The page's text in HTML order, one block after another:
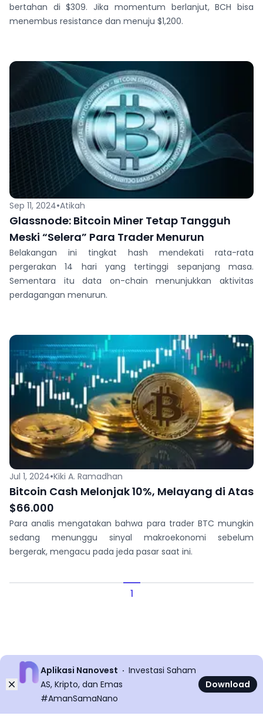
bertahan di $309. Jika momentum berlanjut, BCH bisa
menembus resistance dan menuju $1,200.
Sep 11, 2024•Atikah
Glassnode: Bitcoin Miner Tetap Tangguh
Meski “Selera” Para Trader Menurun
Belakangan ini tingkat hash mendekati rata-rata
pergerakan 14 hari yang tertinggi sepanjang masa.
Sementara itu data on-chain menunjukkan aktivitas
perdagangan menurun.
Jul 1, 2024•Kiki A. Ramadhan
Bitcoin Cash Melonjak 10%, Melayang di Atas
$66.000
Para analis mengatakan bahwa para trader BTC mungkin
sedang menunggu sinyal makroekonomi sebelum
bergerak, mengacu pada jeda pasar saat ini.
1
Dismiss
Aplikasi Nanovest
Investasi Saham
AS, Kripto, dan Emas
#AmanSamaNano
Download